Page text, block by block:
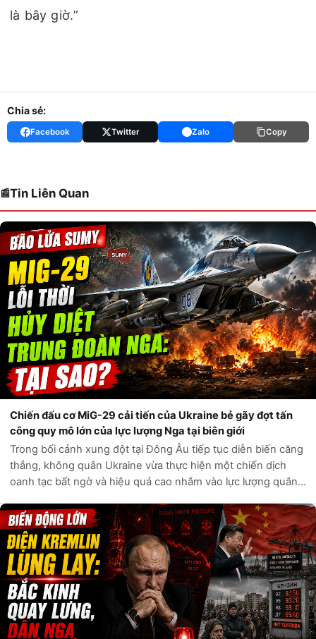
là bây giờ.”
Chia sẻ:
Facebook Twitter Zalo Copy
Tin Liên Quan
Chiến đấu cơ MiG-29 cải tiến của Ukraine bẻ gãy đợt tấn
công quy mô lớn của lực lượng Nga tại biên giới
Trong bối cảnh xung đột tại Đông Âu tiếp tục diễn biến căng
thẳng, không quân Ukraine vừa thực hiện một chiến dịch
oanh tạc bất ngờ và hiệu quả cao nhắm vào lực lượng quân
công không chỉ làm...